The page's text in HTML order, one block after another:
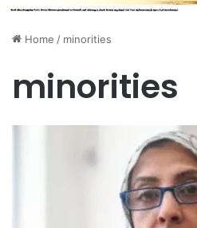
Home / minorities
minorities